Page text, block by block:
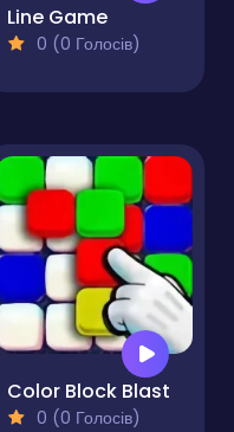
Line Game
0 (0 Голосів)
Color Block Blast
0 (0 Голосів)